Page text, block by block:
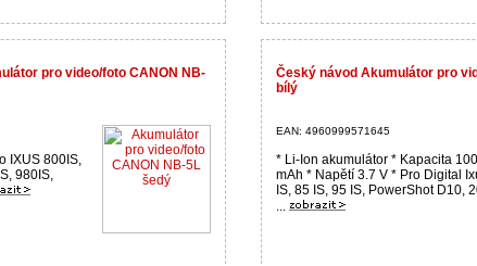
pro video/foto CANON NB-
IXUS 800IS,
980IS,
Český návod Akumulátor pro
bílý
EAN: 4960999571645
* Li-Ion akumulátor * Kapacita
mAh * Napětí 3.7 V * Pro Digital
IS, 85 IS, 95 IS, PowerShot D10,
...